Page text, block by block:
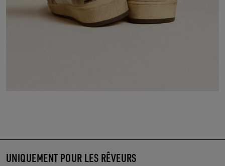
UNIQUEMENT POUR LES RÊVEURS